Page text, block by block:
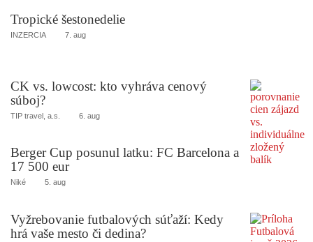
Tropické šestonedelie
INZERCIA 7. aug
CK vs. lowcost: kto vyhráva cenový
súboj?
TIP travel, a.s. 6. aug
Berger Cup posunul latku: FC Barcelona a
17 500 eur
Niké 5. aug
Vyžrebovanie futbalových súťaží: Kedy
hrá vaše mesto či dedina?